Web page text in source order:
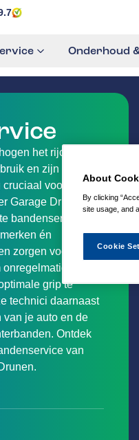
Onderhoud
het rijcomfort,
en zijn als
voor je
Garage Drunen in
bandenservice.
én
zorgen voor
grip te
technici daarnaast
van je auto en de
Ontdek
van
About
By clicking
site usage, and
Cookie